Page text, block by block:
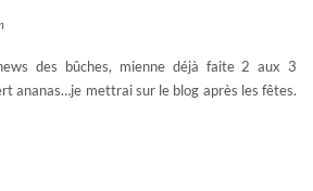
des bûches, mienne déjà faite 2 aux 3
ananas…je mettrai sur le blog après les fêtes.